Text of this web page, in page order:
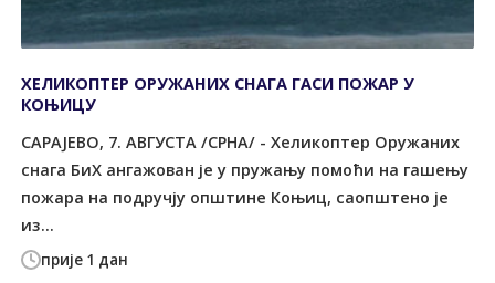
прије 1 дан
ХЕЛИКОПТЕР ОРУЖАНИХ СНАГА ГАСИ ПОЖАР У
КОЊИЦУ
САРАЈЕВО, 7. АВГУСТА /СРНА/ - Хеликоптер Оружаних
снага БиХ ангажован је у пружању помоћи на гашењу
пожара на подручју општине Коњиц, саопштено је
из...